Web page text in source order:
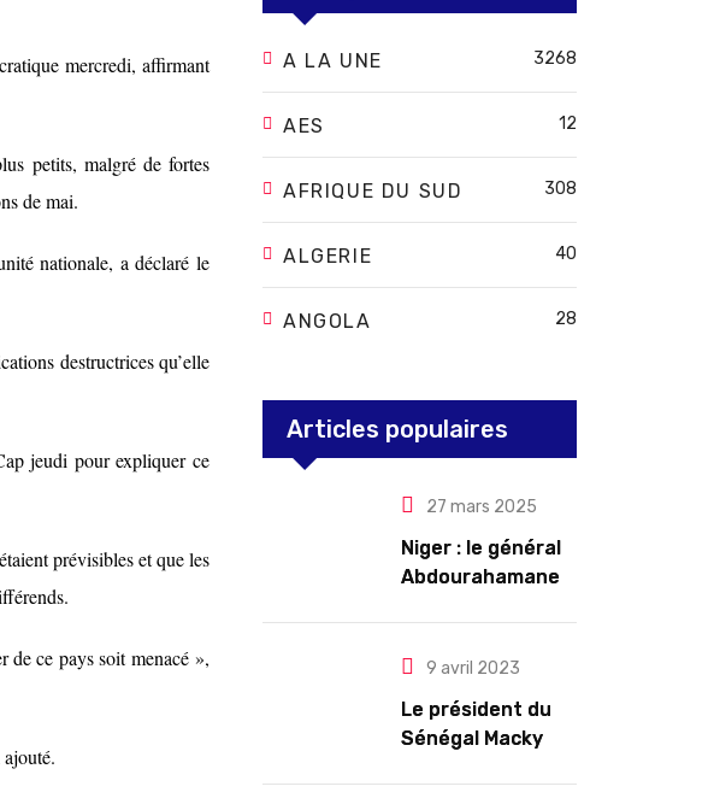
mercredi, affirmant
petits, malgré de fortes
de mai.
nationale, a déclaré le
destructrices qu’elle
jeudi pour expliquer ce
prévisibles et que les
de ce pays soit menacé »,
A LA UNE 3268
AES 12
AFRIQUE DU SUD 308
ALGERIE 40
ANGOLA 28
Articles populaires
27 mars 2025
Niger : le général
Abdourahamane
investi président
renouvelables
9 avril 2023
Le président du
Sénégal Macky